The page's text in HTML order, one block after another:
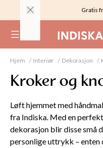
Gratis
Hjem Interiør Dekorasjon
Kroker og
Løft hjemmet med
fra Indiska. Med en
dekorasjon blir disse små
personlige uttrykk – enten